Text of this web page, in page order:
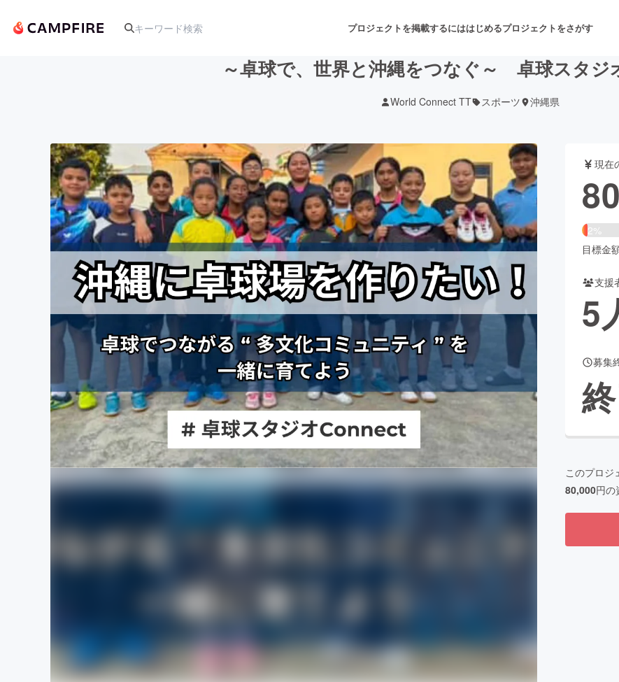
プロジェクトを掲載するにははじめるプロジェクトをさがす
アート・写真 音楽 舞台・パフォーマンス
テクノロジー・ガジェット ゲーム・サービス開発 フード・飲食店
映像・映画 書籍・雑誌出版 アニメ・漫画
ビジネス・起業 チャレンジ ビューティー・ヘルス
まちづくり・地域活性化
CAMPFIRE for Social Good
CAMPFIRE Creation
CAMPFIREふるさと納税machi-yaコミュニティ
～卓球で、世界と沖縄をつなぐ～ 卓球スタジ
World Connect TT スポーツ 沖縄県
現在
2%
目標金
支援
5
募集
このプロジ
80,000円の